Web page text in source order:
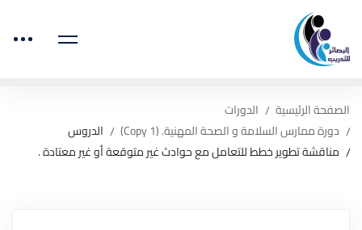
الصفحة الرئيسية
الدورات
دورة ممارس السلامة و الصحة المهنية. (Copy 1)
الدروس
مناقشة تطوير خطط للتعامل مع حوادث غير متوقعة أو غير معتادة .